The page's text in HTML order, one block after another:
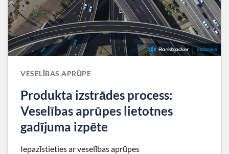
VESELĪBAS APRŪPE
Produkta izstrādes process:
Veselības aprūpes lietotnes
gadījuma izpēte
Iepazīstieties ar veselības aprūpes